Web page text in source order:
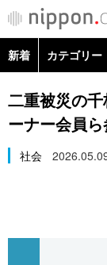
カテゴリー
経済・ビジネス
トップ
In-depth
新着 カテゴリー
政治・外交
経済・ビジネス
二重被災の
ーナー会員
社会